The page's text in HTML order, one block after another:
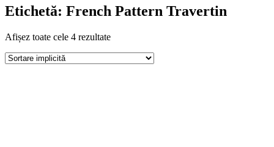
Etichetă: French Pattern Travertin
Afișez toate cele 4 rezultate